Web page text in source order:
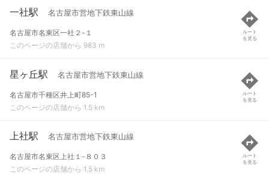
一社駅 名古屋市営地下鉄東山線
名古屋市名東区一社２-１
このページの店舗から 983 m
ルート
を見る
星ヶ丘駅 名古屋市営地下鉄東山線
名古屋市千種区井上町85-1
このページの店舗から 1.5 km
ルート
を見る
上社駅 名古屋市営地下鉄東山線
名古屋市名東区上社１-８０３
このページの店舗から 1.5 km
ルート
を見る